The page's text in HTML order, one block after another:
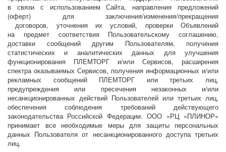
в связи с использованием Сайта, направления предложений
(оферт) для заключения/изменения/прекращения
договоров, уточнения их условий, проверки Объявлений
на предмет соответствия Пользовательскому соглашению,
доставки сообщений другим Пользователям, получения
статистических и аналитических данных для улучшения
функционирования ПЛЕМТОРГ и/или Сервисов, расширения
спектра оказываемых Сервисов, получения информационных и/или
рекламных сообщений ПЛЕМТОРГ или третьих лиц,
предупреждения или пресечения незаконных и/или
несанкционированных действий Пользователей или третьих лиц,
обеспечения соблюдения требований действующего
законодательства Российской Федерации. ООО «РЦ «ПЛИНОР»
принимает все необходимые меры для защиты персональных
данных Пользователя от несанкционированного доступа третьих
лиц.